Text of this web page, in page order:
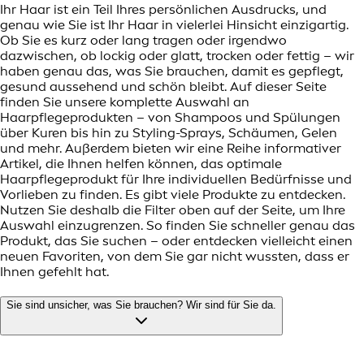
Ihr Haar ist ein Teil Ihres persönlichen Ausdrucks, und
genau wie Sie ist Ihr Haar in vielerlei Hinsicht einzigartig.
Ob Sie es kurz oder lang tragen oder irgendwo
dazwischen, ob lockig oder glatt, trocken oder fettig – wir
haben genau das, was Sie brauchen, damit es gepflegt,
gesund aussehend und schön bleibt. Auf dieser Seite
finden Sie unsere komplette Auswahl an
Haarpflegeprodukten – von Shampoos und Spülungen
über Kuren bis hin zu Styling-Sprays, Schäumen, Gelen
und mehr. Außerdem bieten wir eine Reihe informativer
Artikel, die Ihnen helfen können, das optimale
Haarpflegeprodukt für Ihre individuellen Bedürfnisse und
Vorlieben zu finden. Es gibt viele Produkte zu entdecken.
Nutzen Sie deshalb die Filter oben auf der Seite, um Ihre
Auswahl einzugrenzen. So finden Sie schneller genau das
Produkt, das Sie suchen – oder entdecken vielleicht einen
neuen Favoriten, von dem Sie gar nicht wussten, dass er
Ihnen gefehlt hat.
Sie sind unsicher, was Sie brauchen? Wir sind für Sie da.